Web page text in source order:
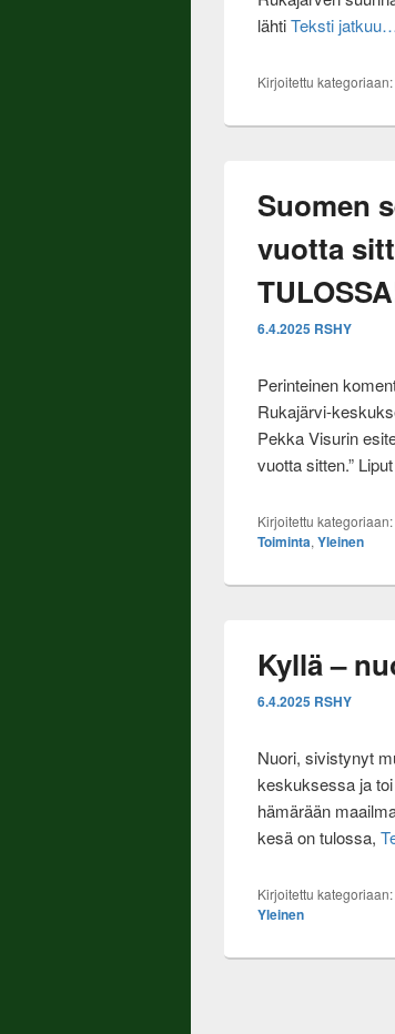
lähtiTeksti
Kirjoitettu kategoriaan:
Suomen
vuotta
6.4.2025 RSHY
Perinteinen
Rukajärvi-
Pekka Visurin
vuotta sitten.”
Kirjoitettu kategoriaan:
Toiminta, Yleinen
Kyllä –
6.4.2025 RSHY
Nuori, sivistynyt
keskuksessa ja
hämärään
kesä on tulossa,
Kirjoitettu kategoriaan:
Yleinen